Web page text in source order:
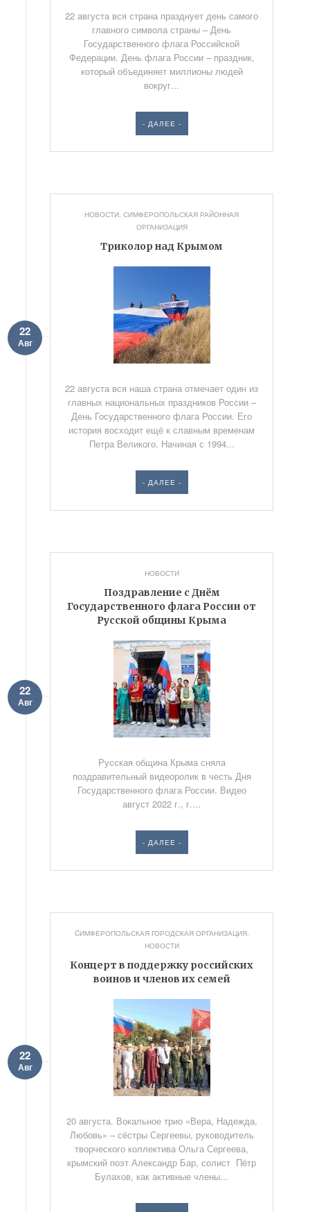
22 августа вся страна празднует день самого
главного символа страны – День
Государственного флага Российской
Федерации. День флага России – праздник,
который объединяет миллионы людей
вокруг...
- ДАЛЕЕ -
НОВОСТИ,СИМФЕРОПОЛЬСКАЯ РАЙОННАЯ
ОРГАНИЗАЦИЯ
Триколор над Крымом
22
Авг
22 августа вся наша страна отмечает один из
главных национальных праздников России –
День Государственного флага России. Его
история восходит ещё к славным временам
Петра Великого. Начиная с 1994...
- ДАЛЕЕ -
НОВОСТИ
Поздравление с Днём
Государственного флага России от
Русской общины Крыма
22
Авг
Русская община Крыма сняла
поздравительный видеоролик в честь Дня
Государственного флага России. Видео
август 2022 г., г....
- ДАЛЕЕ -
CИМФЕРОПОЛЬСКАЯ ГОРОДСКАЯ ОРГАНИЗАЦИЯ,
НОВОСТИ
Концерт в поддержку российских
воинов и членов их семей
22
Авг
20 августа. Вокальное трио «Вера, Надежда,
Любовь» – сёстры Сергеевы, руководитель
творческого коллектива Ольга Сергеева,
крымский поэт Александр Бар, солист Пётр
Булахов, как активные члены...